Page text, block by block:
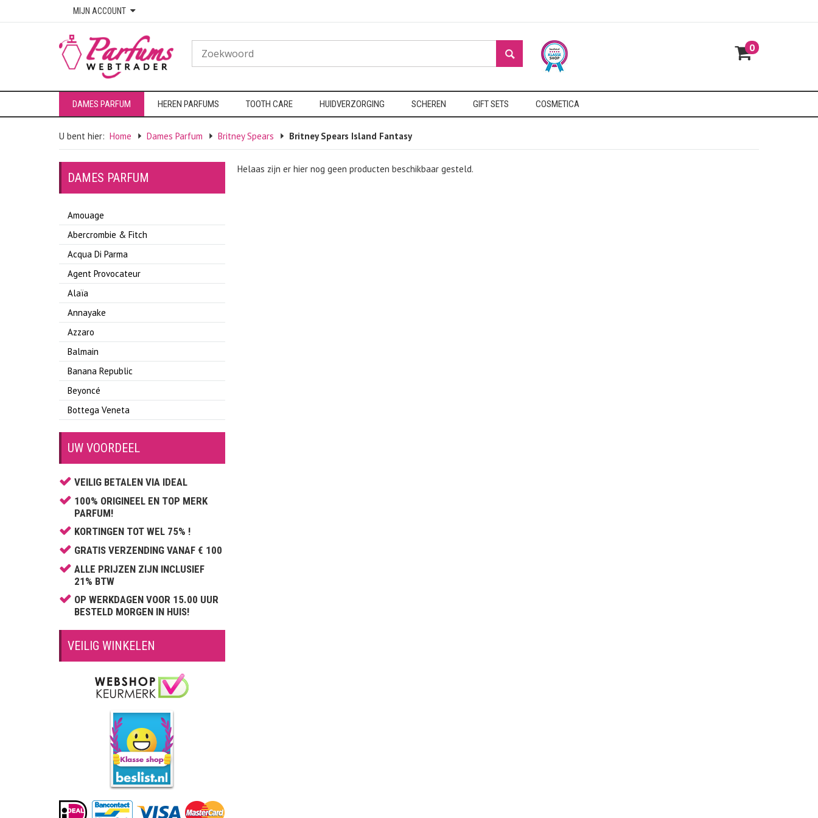
MIJN ACCOUNT
0
DAMES PARFUM HEREN PARFUMS TOOTH CARE HUIDVERZORGING SCHEREN GIFT SETS COSMETICA
U bent hier: Home Dames Parfum Britney Spears Britney Spears Island Fantasy
DAMES PARFUM
Amouage
Abercrombie & Fitch
Acqua Di Parma
Agent Provocateur
Alaïa
Annayake
Azzaro
Balmain
Banana Republic
Beyoncé
Bottega Veneta
Boucheron
Britney Spears
Burberry
Bvlgari
Cacharel
Calvin Klein
Carolina Herrera
Cartier
Celine Dion
Chantal Thomass
Chloé
Chopard
Christina Aguilera
David Beckham
Dior
UW VOORDEEL
VEILIG BETALEN VIA IDEAL
100% ORIGINEEL EN TOP MERK
PARFUM!
KORTINGEN TOT WEL 75% !
GRATIS VERZENDING VANAF € 100
ALLE PRIJZEN ZIJN INCLUSIEF
21% BTW
OP WERKDAGEN VOOR 15.00 UUR
BESTELD MORGEN IN HUIS!
VEILIG WINKELEN
Helaas zijn er hier nog geen producten beschikbaar gesteld.